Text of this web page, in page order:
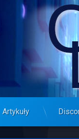
Artykuły